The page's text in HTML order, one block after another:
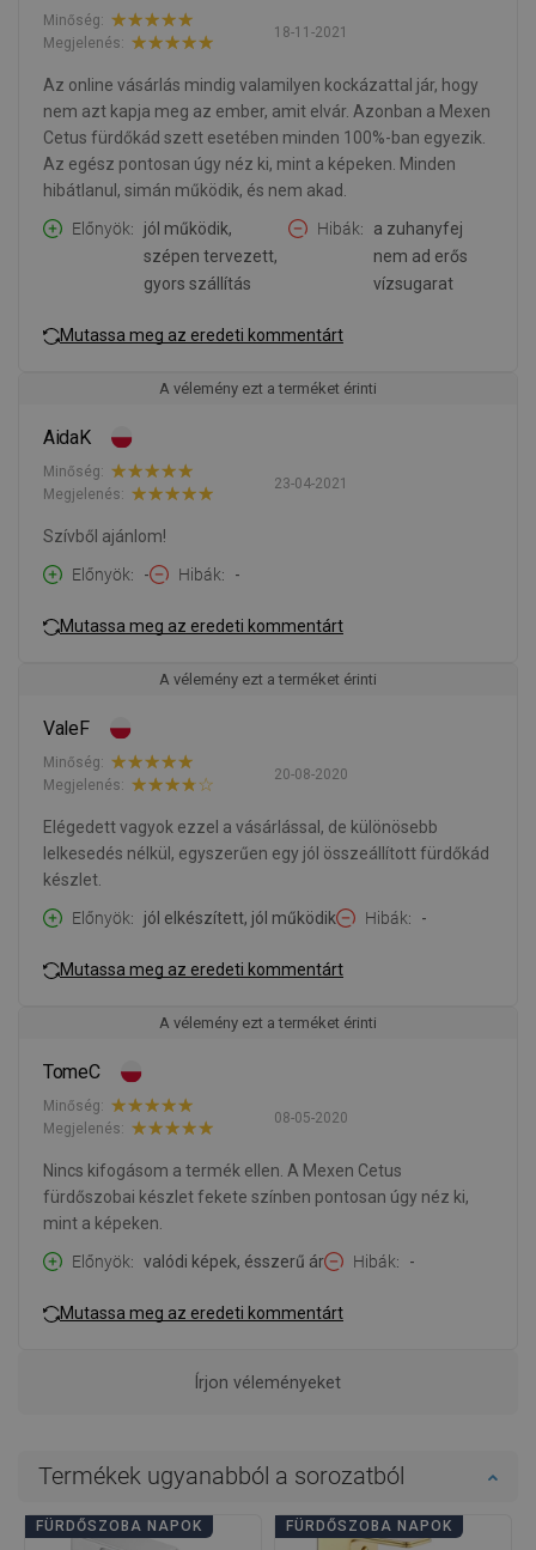
18-11-2021
Minőség:
Megjelenés:
Az online vásárlás mindig valamilyen kockázattal jár, hogy
nem azt kapja meg az ember, amit elvár. Azonban a Mexen
Cetus fürdőkád szett esetében minden 100%-ban egyezik.
Az egész pontosan úgy néz ki, mint a képeken. Minden
hibátlanul, simán működik, és nem akad.
Előnyök
jól működik,
szépen tervezett,
gyors szállítás
Hibák
a zuhanyfej
nem ad erős
vízsugarat
Mutassa meg az eredeti kommentárt
A vélemény ezt a terméket érinti
AidaK
23-04-2021
Minőség:
Megjelenés:
Szívből ajánlom!
Előnyök
- Hibák -
Mutassa meg az eredeti kommentárt
A vélemény ezt a terméket érinti
ValeF
20-08-2020
Minőség:
Megjelenés:
Elégedett vagyok ezzel a vásárlással, de különösebb
lelkesedés nélkül, egyszerűen egy jól összeállított fürdőkád
készlet.
Előnyök
jól elkészített, jól működik Hibák -
Mutassa meg az eredeti kommentárt
A vélemény ezt a terméket érinti
TomeC
08-05-2020
Minőség:
Megjelenés:
Nincs kifogásom a termék ellen. A Mexen Cetus
fürdőszobai készlet fekete színben pontosan úgy néz ki,
mint a képeken.
Előnyök
valódi képek, ésszerű ár Hibák -
Mutassa meg az eredeti kommentárt
Írjon véleményeket
Termékek ugyanabból a sorozatból
FÜRDŐSZOBA NAPOK FÜRDŐSZOBA NAPOK